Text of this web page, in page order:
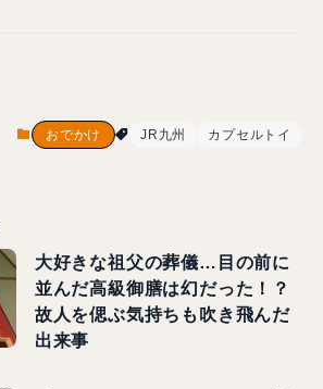
おでかけ JR九州 カプセルトイ
大好きな祖父の葬儀…目の前に
並んだ高級御膳は幻だった！？
故人を偲ぶ気持ちも吹き飛んだ
出来事